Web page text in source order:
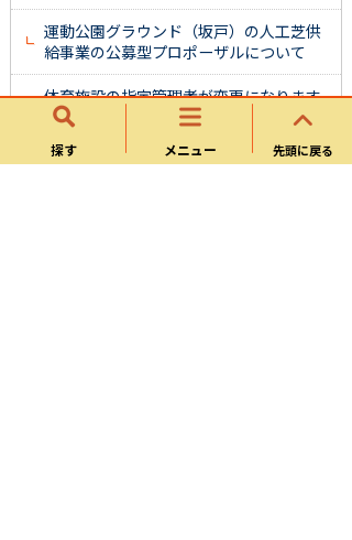
探す メニュー 先頭に戻る
運動公園グラウンド（坂戸）の人工芝供
給事業の公募型プロポーザルについて
体育施設の指定管理者が変更になります
(令和４年４月１日より）
可児市体育施設内での小型無人機（ドロ